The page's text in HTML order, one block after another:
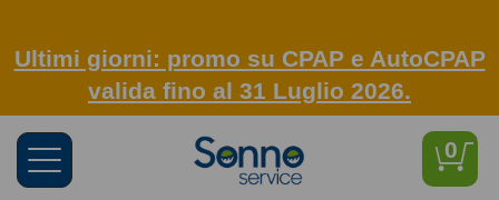
Ultimi giorni: promo su CPAP e AutoCPAP
valida fino al 31 Luglio 2026.
0
Toggle
navigation